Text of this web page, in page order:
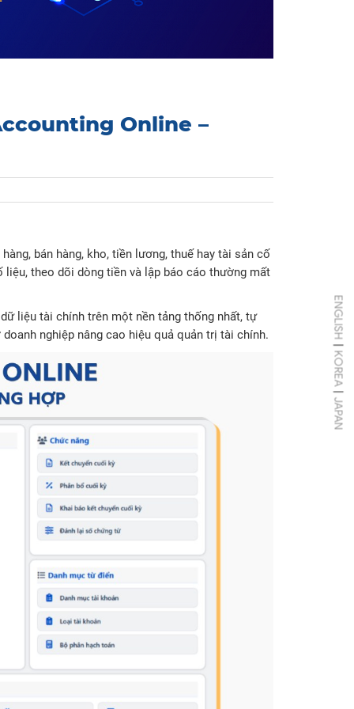
Online –
bán hàng, kho, tiền lương, thuế hay tài sản cố
theo dõi dòng tiền và lập báo cáo thường mất
liệu tài chính trên một nền tảng thống nhất, tự
nghiệp nâng cao hiệu quả quản trị tài chính.
ENGLISH
|
KOREA
|
JAPAN